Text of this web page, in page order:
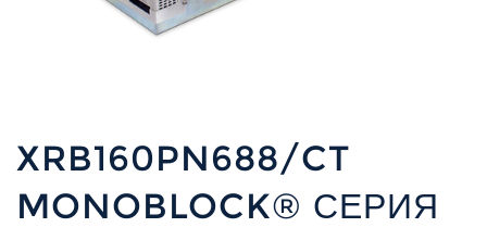
XRB160PN688/CT
MONOBLOCK® СЕРИЯ